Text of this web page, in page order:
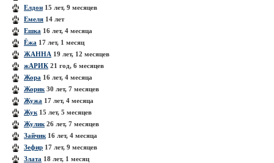
Елдон 15 лет, 9 месяцев
Емеля 14 лет
Ешка 16 лет, 4 месяца
Ёжа 17 лет, 1 месяц
ЖАННА 19 лет, 12 месяцев
жАРИК 21 год, 6 месяцев
Жора 16 лет, 4 месяца
Жорик 30 лет, 7 месяцев
Жужа 17 лет, 4 месяца
Жук 15 лет, 5 месяцев
Жулик 26 лет, 7 месяцев
Зайчик 16 лет, 4 месяца
Зефир 17 лет, 9 месяцев
Злата 18 лет, 1 месяц